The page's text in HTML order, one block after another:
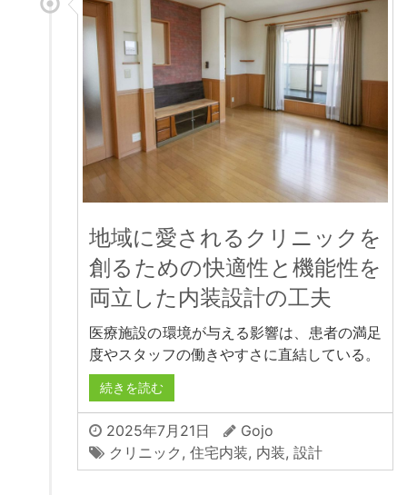
地域に愛されるクリニックを
創るための快適性と機能性を
両立した内装設計の工夫
医療施設の環境が与える影響は、患者の満足
度やスタッフの働きやすさに直結している。
続きを読む
2025年7月21日
Gojo
クリニック , 住宅内装, 内装, 設計